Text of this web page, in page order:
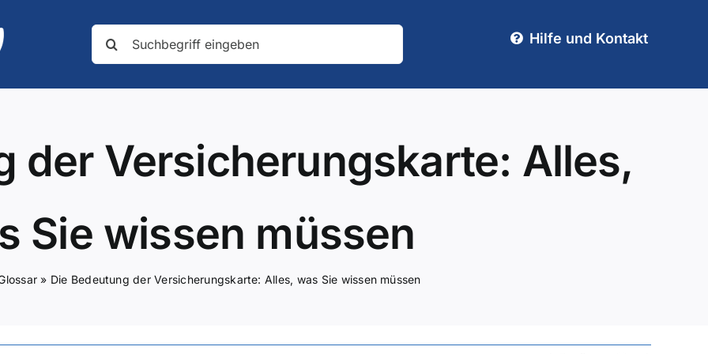
nach:
Hilfe und Kontakt
der Versicherungskarte: Alles,
Sie wissen müssen
» Die Bedeutung der Versicherungskarte: Alles, was Sie wissen müssen